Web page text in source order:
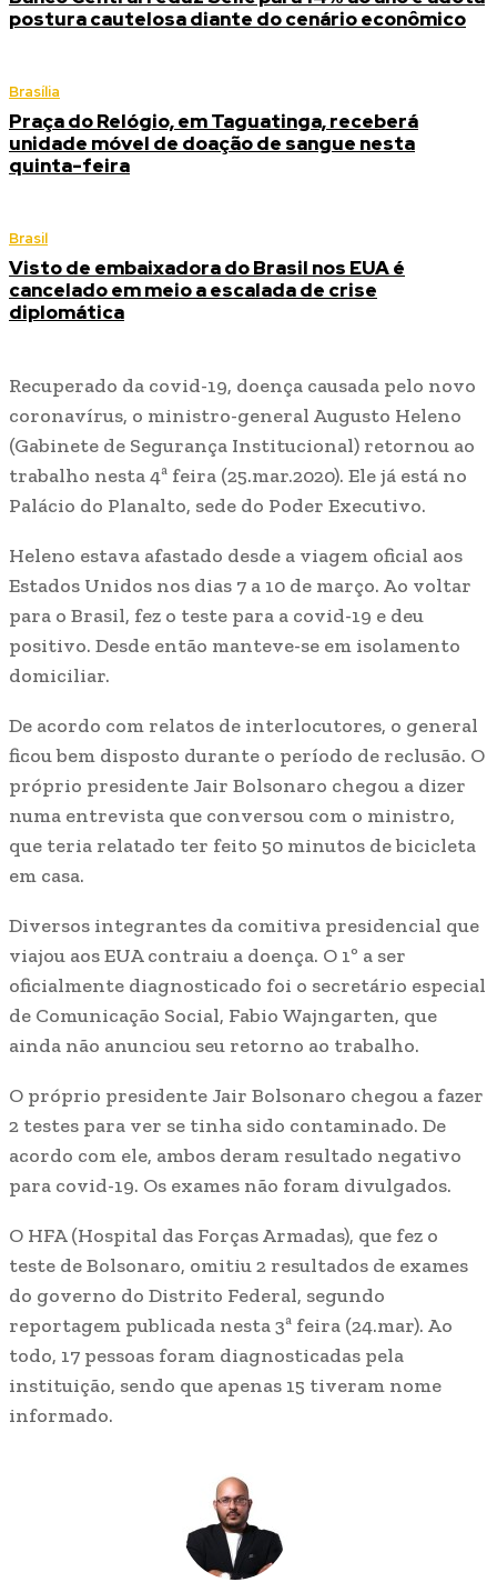
postura cautelosa diante do cenário econômico
Brasília
Praça do Relógio, em Taguatinga, receberá
unidade móvel de doação de sangue nesta
quinta-feira
Brasil
Visto de embaixadora do Brasil nos EUA é
cancelado em meio a escalada de crise
diplomática
Recuperado da covid-19, doença causada pelo novo
coronavírus, o ministro-general Augusto Heleno
(Gabinete de Segurança Institucional) retornou ao
trabalho nesta 4ª feira (25.mar.2020). Ele já está no
Palácio do Planalto, sede do Poder Executivo.
Heleno estava afastado desde a viagem oficial aos
Estados Unidos nos dias 7 a 10 de março. Ao voltar
para o Brasil, fez o teste para a covid-19 e deu
positivo. Desde então manteve-se em isolamento
domiciliar.
De acordo com relatos de interlocutores, o general
ficou bem disposto durante o período de reclusão. O
próprio presidente Jair Bolsonaro chegou a dizer
numa entrevista que conversou com o ministro,
que teria relatado ter feito 50 minutos de bicicleta
em casa.
Diversos integrantes da comitiva presidencial que
viajou aos EUA contraiu a doença. O 1º a ser
oficialmente diagnosticado foi o secretário especial
de Comunicação Social, Fabio Wajngarten, que
ainda não anunciou seu retorno ao trabalho.
O próprio presidente Jair Bolsonaro chegou a fazer
2 testes para ver se tinha sido contaminado. De
acordo com ele, ambos deram resultado negativo
para covid-19. Os exames não foram divulgados.
O HFA (Hospital das Forças Armadas), que fez o
teste de Bolsonaro, omitiu 2 resultados de exames
do governo do Distrito Federal, segundo
reportagem publicada nesta 3ª feira (24.mar). Ao
todo, 17 pessoas foram diagnosticadas pela
instituição, sendo que apenas 15 tiveram nome
informado.